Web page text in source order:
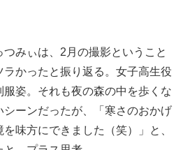
みぃは、2月の撮影ということ
かったと振り返る。女子高生役
姿。それも夜の森の中を歩くな
シーンだったが、「寒さのおかげ
味方にできました（笑）」と、